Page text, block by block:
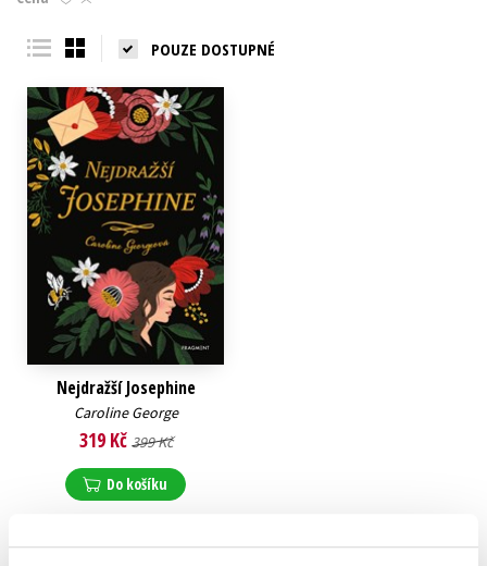
Young adult (SK)
POUZE DOSTUPNÉ
Nejdražší Josephine
Caroline George
319 Kč 399 Kč
Do košíku